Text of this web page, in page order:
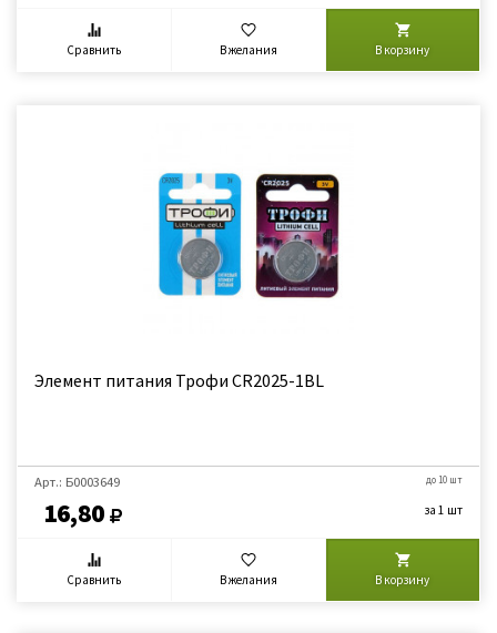
Сравнить В желания В корзину
Элемент питания Трофи CR2025-1BL
Арт.: Б0003649
16,80
до 10 шт
за 1 шт
Сравнить В желания В корзину